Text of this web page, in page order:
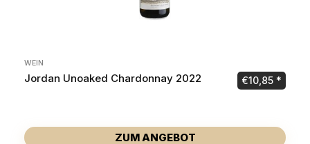
WEIN
Jordan Unoaked Chardonnay 2022 €10,85
ZUM ANGEBOT